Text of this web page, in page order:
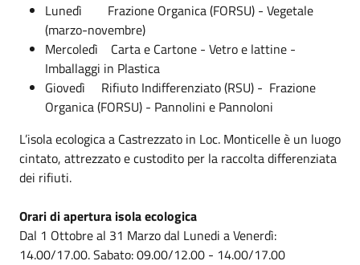
Lunedì Frazione Organica (FORSU) - Vegetale
(marzo-novembre)
Mercoledì Carta e Cartone - Vetro e lattine -
Imballaggi in Plastica
Giovedì Rifiuto Indifferenziato (RSU) - Frazione
Organica (FORSU) - Pannolini e Pannoloni
L’isola ecologica a Castrezzato in Loc. Monticelle è un luogo
cintato, attrezzato e custodito per la raccolta differenziata
dei rifiuti.
Orari di apertura isola ecologica
Dal 1 Ottobre al 31 Marzo dal Lunedi a Venerdì:
14.00/17.00. Sabato: 09.00/12.00 - 14.00/17.00